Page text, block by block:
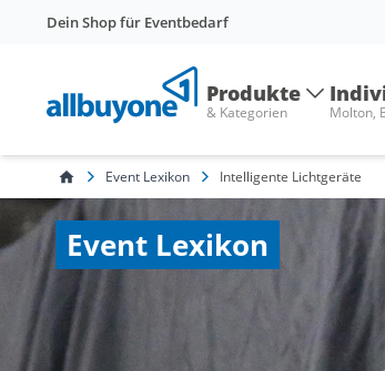
Dein Shop für Eventbedarf
Produkte
& Kategorien Molton,
Event Lexikon Intelligente Lichtgeräte
Event Lexikon